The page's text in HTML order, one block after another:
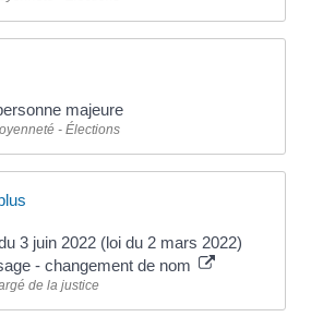
majeure
- Élections
3 juin 2022 (loi du 2 mars 2022)
- changement de nom
de la justice